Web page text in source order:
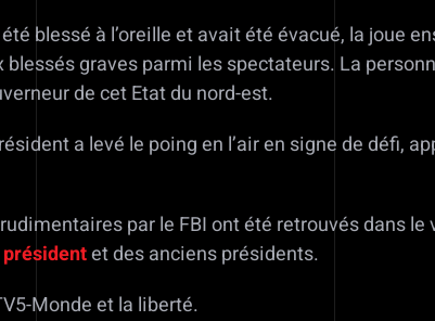
blessé à l’oreille et avait été évacué, la joue
graves parmi les spectateurs. La
de cet Etat du nord-est.
a levé le poing en l’air en signe de défi,
par le FBI ont été retrouvés dans
et des anciens présidents.
Monde et la liberté.